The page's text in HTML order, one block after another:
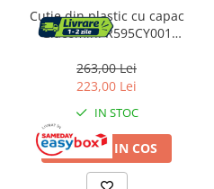
Cutie din plastic cu capac
Giacomini R595CY001
670x300x90 mm
263,00 Lei
223,00 Lei
IN STOC
ADAUGA IN COS